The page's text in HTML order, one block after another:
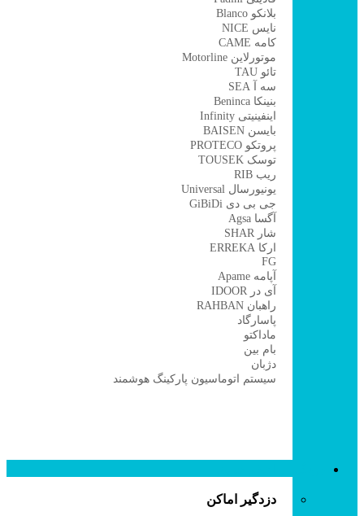
بلانکو Blanco
نایس NICE
کامه CAME
موتورلاین Motorline
تائو TAU
سه آ SEA
بنینکا Beninca
اینفینیتی Infinity
بایسن BAISEN
پروتکو PROTECO
توسک TOUSEK
ریب RIB
یونیورسال Universal
جی بی دی GiBiDi
آگسا Agsa
شار SHAR
ارکا ERREKA
FG
آپامه Apame
آی در IDOOR
راهبان RAHBAN
پاسارگاد
ماداکتو
بام بین
دژبان
سیستم اتوماسیون پارکینگ هوشمند
دزدگیر اماکن